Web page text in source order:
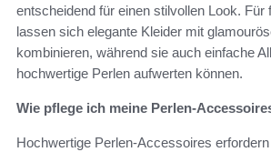
entscheidend für einen stilvollen Look. Für
lassen sich elegante Kleider mit
kombinieren, während sie auch einfache
hochwertige Perlen aufwerten können.
Wie pflege ich meine Perlen-
Hochwertige Perlen-Accessoires